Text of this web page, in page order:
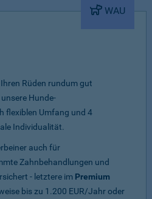
WAU
Rüden rundum gut
Hunde-
flexiblen Umfang und 4
Individualität.
auch für
Zahnbehandlungen und
- letztere im Premium
bis zu 1.200 EUR/Jahr oder